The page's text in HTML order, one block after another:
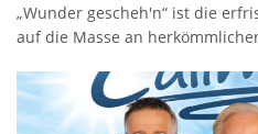
„Wunder gescheh'n“ ist die
auf die Masse an